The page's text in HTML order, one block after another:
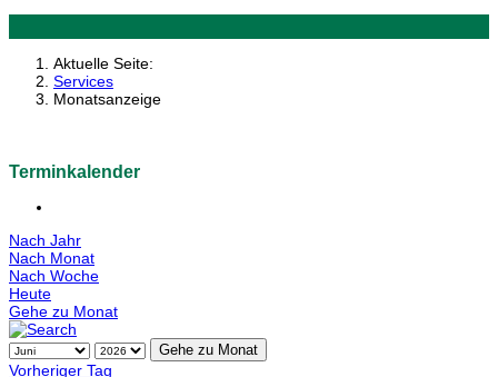
Aktuelle Seite:
Services
Monatsanzeige
Terminkalender
Nach Jahr
Nach Monat
Nach Woche
Heute
Gehe zu Monat
Gehe zu Monat
Vorheriger Tag